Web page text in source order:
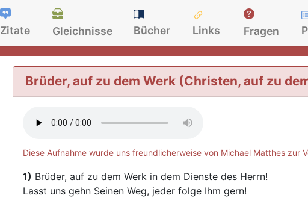
Zitate Gleichnisse Bücher Links Fragen
Brüder, auf zu dem Werk (Christen, auf zu
Diese Aufnahme wurde uns freundlicherweise von Michael Matthes zur
1) Brüder, auf zu dem Werk in dem Dienste des Herrn!
Lasst uns gehn Seinen Weg, jeder folge Ihm gern!